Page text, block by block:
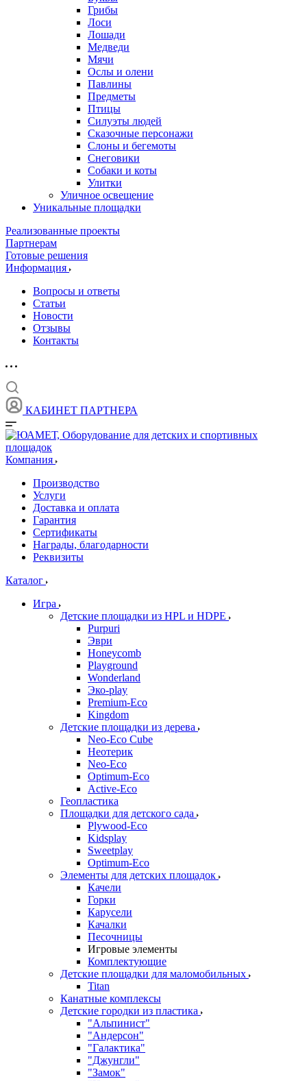
Грибы
Лоси
Лошади
Медведи
Мячи
Ослы и олени
Павлины
Предметы
Птицы
Силуэты людей
Сказочные персонажи
Слоны и бегемоты
Снеговики
Собаки и коты
Улитки
Уличное освещение
Уникальные площадки
Реализованные проекты
Партнерам
Готовые решения
Информация
Вопросы и ответы
Статьи
Новости
Отзывы
Контакты
КАБИНЕТ ПАРТНЕРА
Компания
Производство
Услуги
Доставка и оплата
Гарантия
Сертификаты
Награды, благодарности
Реквизиты
Каталог
Игра
Детские площадки из HPL и HDPE
Purpuri
Эври
Honeycomb
Playground
Wonderland
Эко-play
Premium-Eco
Kingdom
Детские площадки из дерева
Neo-Eco Cube
Неотерик
Neo-Eco
Оptimum-Еco
Active-Eco
Геопластика
Площадки для детского сада
Plywood-Eco
Kidsplay
Sweetplay
Оptimum-Еco
Элементы для детских площадок
Качели
Горки
Карусели
Качалки
Песочницы
Игровые элементы
Комплектующие
Детские площадки для маломобильных
Titan
Канатные комплексы
Детские городки из пластика
"Альпинист"
"Андерсон"
"Галактика"
"Джунгли"
"Замок"